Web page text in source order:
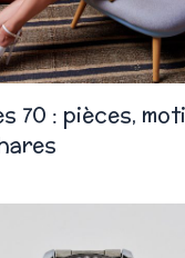
70 : pièces,